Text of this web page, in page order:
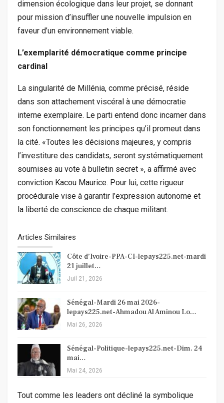
dimension écologique dans leur projet, se donnant
pour mission d’insuffler une nouvelle impulsion en
faveur d’un environnement viable.
L’exemplarité démocratique comme principe
cardinal
La singularité de Millénia, comme précisé, réside
dans son attachement viscéral à une démocratie
interne exemplaire. Le parti entend donc incarner dans
son fonctionnement les principes qu’il promeut dans
la cité. «Toutes les décisions majeures, y compris
l’investiture des candidats, seront systématiquement
soumises au vote à bulletin secret », a affirmé avec
conviction Kacou Maurice. Pour lui, cette rigueur
procédurale vise à garantir l’expression autonome et
la liberté de conscience de chaque militant.
Articles Similaires
Côte d’Ivoire-PPA-CI-lepays225.net-mardi
21 juillet…
Juil 21, 2026
Sénégal-Mardi 26 mai 2026-
lepays225.net-Ahmadou Al Aminou Lo…
Mai 26, 2026
Sénégal-Politique-lepays225.net-Dim. 24
mai…
Mai 24, 2026
Tout comme les leaders ont décliné la symbolique